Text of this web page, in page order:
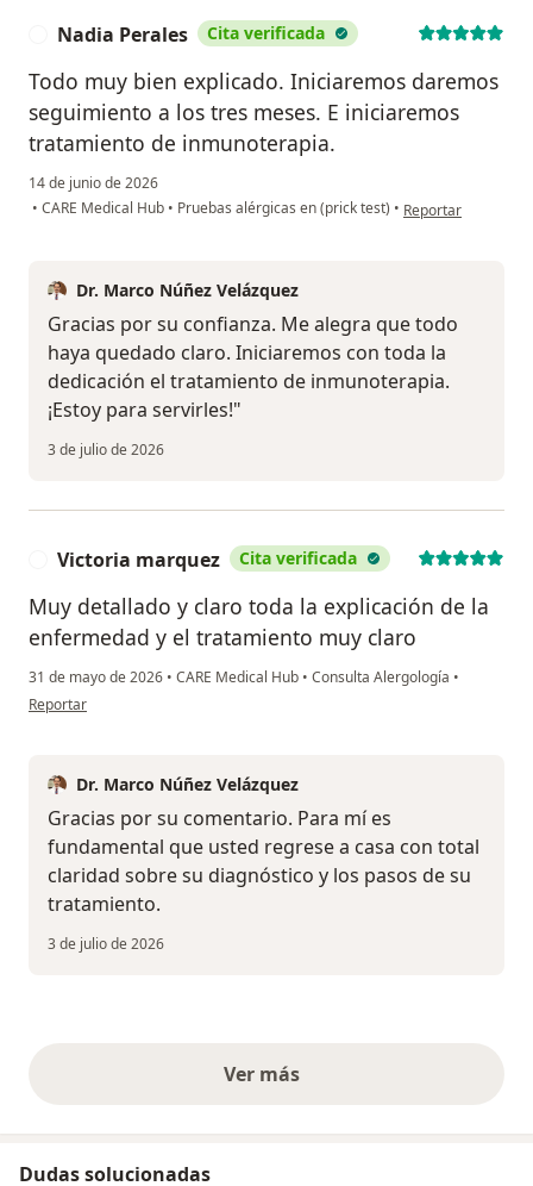
Nadia Perales Cita verificada
Todo muy bien explicado. Iniciaremos daremos
seguimiento a los tres meses. E iniciaremos
tratamiento de inmunoterapia.
14 de junio de 2026
• CARE Medical Hub • Pruebas alérgicas en (prick test) • en opinión del
Reportar
Dr. Marco Núñez Velázquez
Gracias por su confianza. Me alegra que todo
haya quedado claro. Iniciaremos con toda la
dedicación el tratamiento de inmunoterapia.
¡Estoy para servirles!"
3 de julio de 2026
Victoria marquez Cita verificada
Muy detallado y claro toda la explicación de la
enfermedad y el tratamiento muy claro
31 de mayo de 2026 • CARE Medical Hub • Consulta Alergología •
en opinión del usuario Victoria marquez
Reportar
Dr. Marco Núñez Velázquez
Gracias por su comentario. Para mí es
fundamental que usted regrese a casa con total
claridad sobre su diagnóstico y los pasos de su
tratamiento.
3 de julio de 2026
Ver másopiniones anteriores
Dudas solucionadas